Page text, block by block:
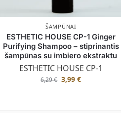
ŠAMPŪNAI
ESTHETIC HOUSE CP-1 Ginger
Purifying Shampoo – stiprinantis
šampūnas su imbiero ekstraktu
ESTHETIC HOUSE CP-1
6,29€ 3,99€